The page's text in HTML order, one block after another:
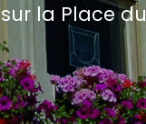
la Place du